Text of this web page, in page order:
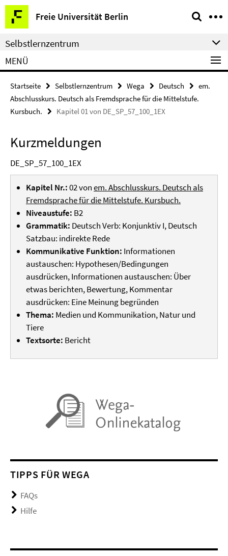
Springe
direkt
zu
Inhalt
Freie Universität Berlin
Service-
Navigation
Selbstlernzentrum
MENÜ
Startseite Selbstlernzentrum Wega Deutsch
em.
Abschlusskurs. Deutsch als Fremdsprache für die Mittelstufe.
Kursbuch.
Kapitel 01 von DE_SP_57_100_1EX
Kurzmeldungen
DE_SP_57_100_1EX
Kapitel Nr.:02 vonem. Abschlusskurs. Deutsch als
Fremdsprache für die Mittelstufe. Kursbuch.
Niveaustufe: B2
Grammatik: Deutsch Verb: Konjunktiv I, Deutsch
Satzbau: indirekte Rede
Kommunikative Funktion: Informationen
austauschen: Hypothesen/Bedingungen
ausdrücken, Informationen austauschen: Über
etwas berichten, Bewertung, Kommentar
ausdrücken: Eine Meinung begründen
Thema: Medien und Kommunikation, Natur und
Tiere
Textsorte: Bericht
TIPPS FÜR WEGA
FAQs
Hilfe